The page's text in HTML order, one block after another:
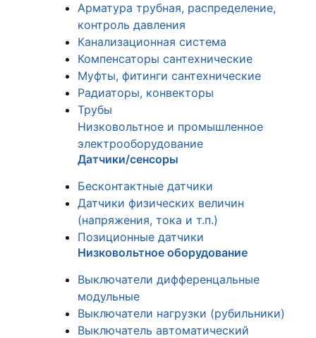
Арматура трубная, распределение,
контроль давления
Канализационная система
Компенсаторы сантехнические
Муфты, фитинги сантехнические
Радиаторы, конвекторы
Трубы
Низковольтное и промышленное
электрооборудование
Датчики/сенсоры
Бесконтактные датчики
Датчики физических величин
(напряжения, тока и т.п.)
Позиционные датчики
Низковольтное оборудование
Выключатели дифференцальные
модульные
Выключатели нагрузки (рубильники)
Выключатель автоматический